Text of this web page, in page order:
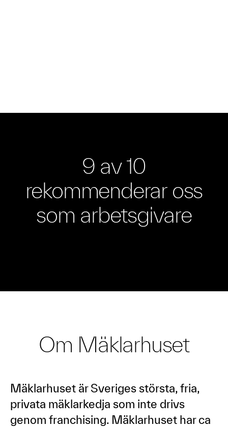
9 av 10
rekommenderar oss
som arbetsgivare
Om Mäklarhuset
Mäklarhuset är Sveriges största, fria,
privata mäklarkedja som inte drivs
genom franchising. Mäklarhuset har ca